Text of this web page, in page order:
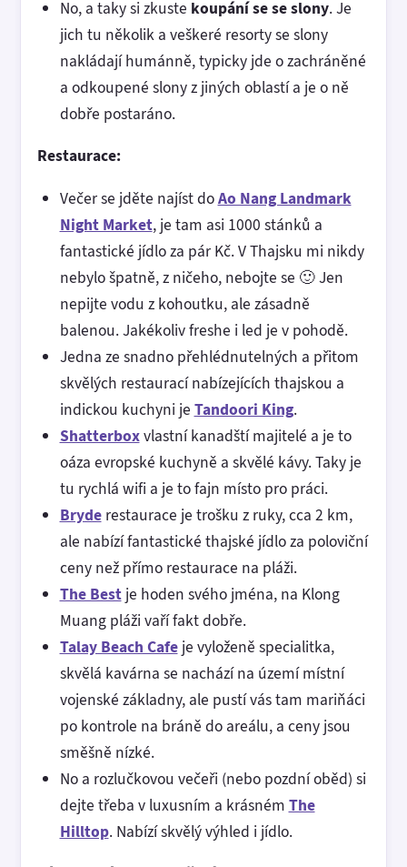
No, a taky si zkuste koupání se se slony. Je
jich tu několik a veškeré resorty se slony
nakládají humánně, typicky jde o zachráněné
a odkoupené slony z jiných oblastí a je o ně
dobře postaráno.
Restaurace:
Večer se jděte najíst doAo Nang Landmark
Night Market, je tam asi 1000 stánků a
fantastické jídlo za pár Kč. V Thajsku mi nikdy
nebylo špatně, z ničeho, nebojte se 🙂 Jen
nepijte vodu z kohoutku, ale zásadně
balenou. Jakékoliv freshe i led je v pohodě.
Jedna ze snadno přehlédnutelných a přitom
skvělých restaurací nabízejících thajskou a
indickou kuchyni je Tandoori King.
Shatterboxvlastní kanadští majitelé a je to
oáza evropské kuchyně a skvělé kávy. Taky je
tu rychlá wifi a je to fajn místo pro práci.
Bryderestaurace je trošku z ruky, cca 2 km,
ale nabízí fantastické thajské jídlo za poloviční
ceny než přímo restaurace na pláži.
The Bestje hoden svého jména, na Klong
Muang pláži vaří fakt dobře.
Talay Beach Cafeje vyloženě specialitka,
skvělá kavárna se nachází na území místní
vojenské základny, ale pustí vás tam mariňáci
po kontrole na bráně do areálu, a ceny jsou
směšně nízké.
No a rozlučkovou večeři (nebo pozdní oběd) si
dejte třeba v luxusním a krásném The
Hilltop. Nabízí skvělý výhled i jídlo.